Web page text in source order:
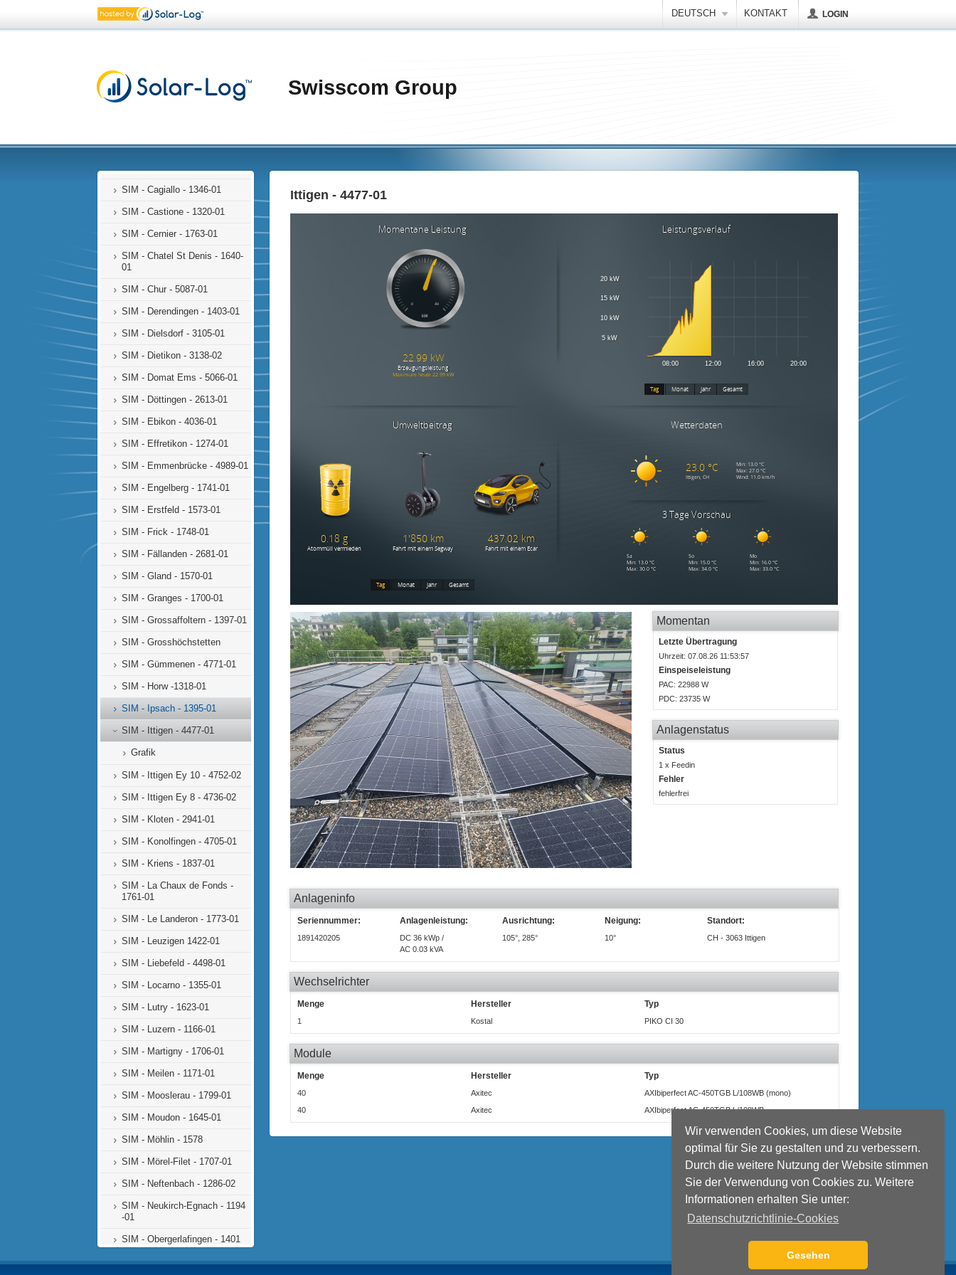
Wir verwenden Cookies, um diese Website
optimal für Sie zu gestalten und zu verbessern.
Durch die weitere Nutzung der Website stimmen
Sie der Verwendung von Cookies zu. Weitere
Informationen erhalten Sie unter:
Datenschutzrichtlinie-Cookies
Gesehen
DEUTSCH KONTAKT LOGIN
Swisscom Group
SIM - Bern - 4806-01
SIM - Biglen - 4314-01
SIM - Bière - 1613-01
SIM - Bursinel - 1614-01
SIM - Cagiallo - 1346-01
SIM - Castione - 1320-01
SIM - Cernier - 1763-01
SIM - Chatel St Denis - 1640-
01
SIM - Chur - 5087-01
SIM - Derendingen - 1403-01
SIM - Dielsdorf - 3105-01
SIM - Dietikon - 3138-02
SIM - Domat Ems - 5066-01
SIM - Döttingen - 2613-01
SIM - Ebikon - 4036-01
SIM - Effretikon - 1274-01
SIM - Emmenbrücke - 4989-01
SIM - Engelberg - 1741-01
SIM - Erstfeld - 1573-01
SIM - Frick - 1748-01
SIM - Fällanden - 2681-01
SIM - Gland - 1570-01
SIM - Granges - 1700-01
SIM - Grossaffoltern - 1397-01
SIM - Grosshöchstetten
SIM - Gümmenen - 4771-01
SIM - Horw -1318-01
SIM - Ipsach - 1395-01
SIM - Ittigen - 4477-01
Grafik
SIM - Ittigen Ey 10 - 4752-02
SIM - Ittigen Ey 8 - 4736-02
SIM - Kloten - 2941-01
SIM - Konolfingen - 4705-01
SIM - Kriens - 1837-01
SIM - La Chaux de Fonds -
1761-01
SIM - Le Landeron - 1773-01
SIM - Leuzigen 1422-01
SIM - Liebefeld - 4498-01
SIM - Locarno - 1355-01
SIM - Lutry - 1623-01
SIM - Luzern - 1166-01
SIM - Martigny - 1706-01
SIM - Meilen - 1171-01
SIM - Mooslerau - 1799-01
SIM - Moudon - 1645-01
SIM - Möhlin - 1578
SIM - Mörel-Filet - 1707-01
SIM - Neftenbach - 1286-02
SIM - Neukirch-Egnach - 1194
-01
SIM - Obergerlafingen - 1401
-01
Ittigen - 4477-01
Momentan
Letzte Übertragung
Uhrzeit: 07.08.26 11:53:57
Einspeiseleistung
PAC: 22988 W
PDC: 23735 W
Anlagenstatus
Status
1 x Feedin
Fehler
fehlerfrei
Anlageninfo
Seriennummer: Anlagenleistung: Ausrichtung: Neigung: Standort:
1891420205
DC 36 kWp /
AC 0.03 kVA
105°, 285° 10° CH - 3063 Ittigen
Wechselrichter
Menge Hersteller Typ
1 Kostal PIKO CI 30
Module
Menge Hersteller Typ
40 Axitec
AXIbiperfect AC-450TGB L/108WB (mono)
40
Axitec AXIbiperfect AC-450TGB L/108WB